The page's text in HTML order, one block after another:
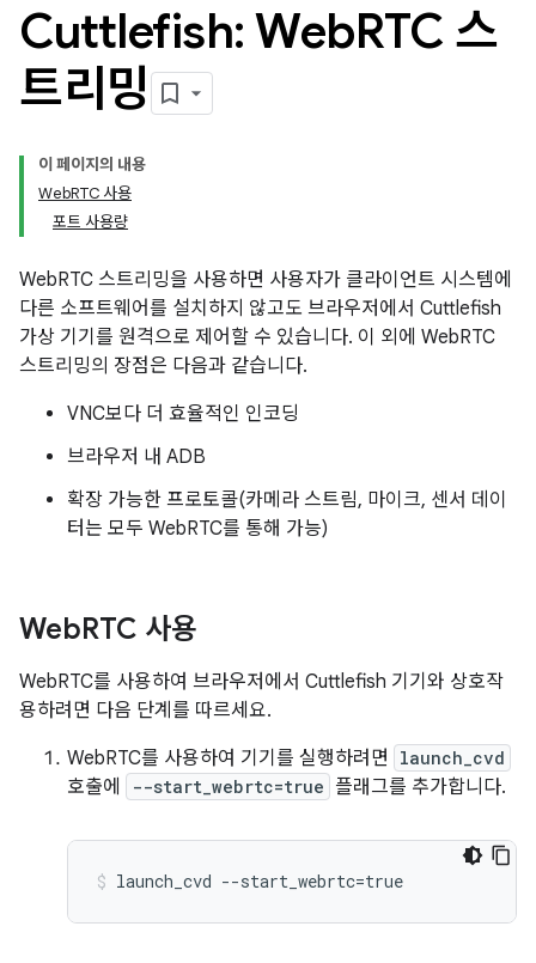
Cuttlefish: WebRTC 스
트리밍
이 페이지의 내용
WebRTC 사용
포트 사용량
WebRTC 스트리밍을 사용하면 사용자가 클라이언트 시스템에
다른 소프트웨어를 설치하지 않고도 브라우저에서 Cuttlefish
가상 기기를 원격으로 제어할 수 있습니다. 이 외에 WebRTC
스트리밍의 장점은 다음과 같습니다.
VNC보다 더 효율적인 인코딩
브라우저 내 ADB
확장 가능한 프로토콜(카메라 스트림, 마이크, 센서 데이
터는 모두 WebRTC를 통해 가능)
WebRTC 사용
WebRTC를 사용하여 브라우저에서 Cuttlefish 기기와 상호작
용하려면 다음 단계를 따르세요.
WebRTC를 사용하여 기기를 실행하려면
launch_cvd
호출에 --start_webrtc=true 플래그를 추가합니다.